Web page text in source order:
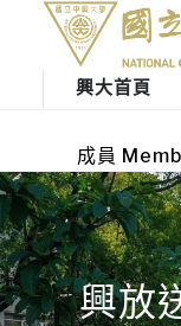
興大首頁
成員
興放